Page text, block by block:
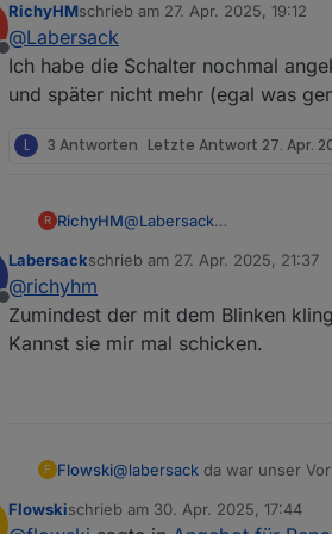
HM-RC-2-PBU-FM
Schaltplan gesucht:
Schaltplan gefunden habe:
HM-LC-Sw1-FM
HM-LC-Sw2-FM
Interssant wäre zu
Offline
RichyHMschrieb am 27. Apr. 2025, 19:12
zuletzt editiert von
@Labersack
Ich habe die Schalter nochmal
und später nicht mehr (egal was
L 3 Antworten Letzte Antwort 27. Apr.
R RichyHM@Labersack
später nicht mehr (egal
Offline
Labersackschrieb am 27. Apr. 2025, 21:37
zuletzt editiert von
@richyhm
Zumindest der mit dem Blinken
Kannst sie mir mal schicken.
F Flowski@labersack da war unser
Flowskischrieb am 30. Apr. 2025, 17:44
zuletzt editiert von